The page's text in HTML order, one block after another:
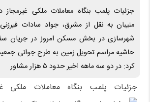
جزئیات پلمب بنگاه معاملات ملکی
منیبان به نقل از مشرق، جواد سادات
شهرسازی در بخش مسکن امروز در جریان
حاشیه مراسم تحویل زمین به طرح جوانی
کرد: در دو سه ماهه اخیر حدود ۵ هزار مشاور
جزئیات پلمب بنگاه معاملات ملکی